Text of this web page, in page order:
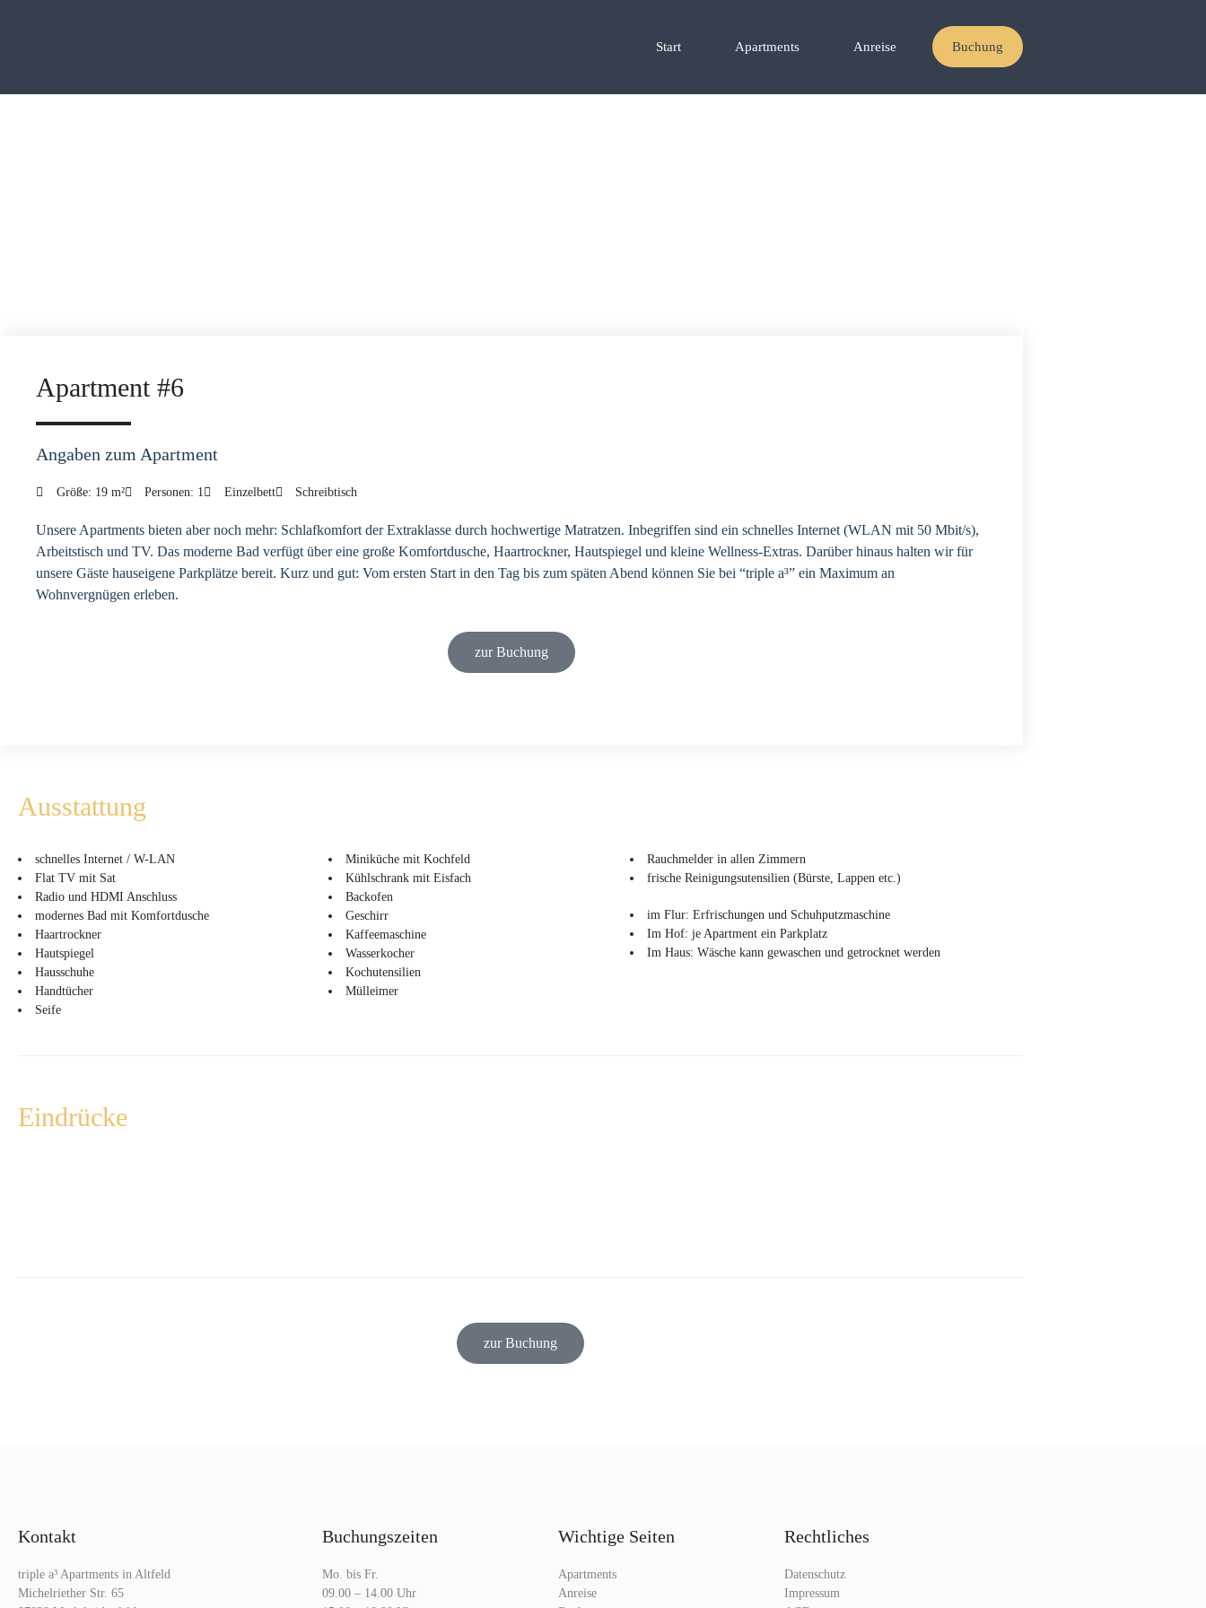
Start Apartments Anreise Buchung
Apartment #6
Angaben zum Apartment
Größe: 19 m² Personen: 1 Einzelbett Schreibtisch
Unsere Apartments bieten aber noch mehr: Schlafkomfort der Extraklasse durch hochwertige Matratzen. Inbegriffen sind ein schnelles Internet (WLAN mit 50 Mbit/s),
Arbeitstisch und TV. Das moderne Bad verfügt über eine große Komfortdusche, Haartrockner, Hautspiegel und kleine Wellness-Extras. Darüber hinaus halten wir für
unsere Gäste hauseigene Parkplätze bereit. Kurz und gut: Vom ersten Start in den Tag bis zum späten Abend können Sie bei “triple a³” ein Maximum an
Wohnvergnügen erleben.
zur Buchung
Ausstattung
schnelles Internet / W-LAN
Flat TV mit Sat
Radio und HDMI Anschluss
modernes Bad mit Komfortdusche
Haartrockner
Hautspiegel
Hausschuhe
Handtücher
Seife
Miniküche mit Kochfeld
Kühlschrank mit Eisfach
Backofen
Geschirr
Kaffeemaschine
Wasserkocher
Kochutensilien
Mülleimer
Rauchmelder in allen Zimmern
frische Reinigungsutensilien (Bürste, Lappen etc.)
im Flur: Erfrischungen und Schuhputzmaschine
Im Hof: je Apartment ein Parkplatz
Im Haus: Wäsche kann gewaschen und getrocknet werden
Eindrücke
zur Buchung
Kontakt
triple a³ Apartments in Altfeld
Michelriether Str. 65
Buchungszeiten
Mo. bis Fr.
09.00 – 14.00 Uhr
Wichtige Seiten
Apartments
Anreise
Rechtliches
Datenschutz
Impressum